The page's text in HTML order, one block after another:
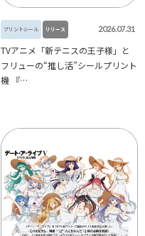
プリントシール リリース 2026.07.31
TVアニメ「新テニスの王子様」と
フリューの“推し活”シールプリント
機 『…